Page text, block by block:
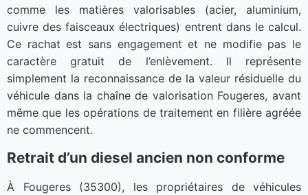
comme les matières valorisables (acier, aluminium,
cuivre des faisceaux électriques) entrent dans le calcul.
Ce rachat est sans engagement et ne modifie pas le
caractère gratuit de l’enlèvement. Il représente
simplement la reconnaissance de la valeur résiduelle du
véhicule dans la chaîne de valorisation Fougeres, avant
même que les opérations de traitement en filière agréée
ne commencent.
Retrait d’un diesel ancien non conforme
À Fougeres (35300), les propriétaires de véhicules